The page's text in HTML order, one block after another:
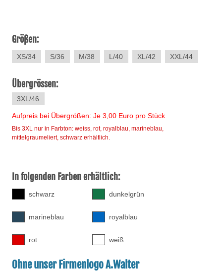
Größen:
XS/34 S/36 M/38 L/40 XL/42 XXL/44
Übergrössen:
3XL/46
Aufpreis bei Übergrößen: Je 3,00 Euro pro Stück
Bis 3XL nur in Farbton: weiss, rot, royalblau, marineblau,
mittelgraumeliert, schwarz erhältlich.
In folgenden Farben erhältlich:
schwarz dunkelgrün
marineblau royalblau
rot weiß
Ohne unser Firmenlogo A.Walter